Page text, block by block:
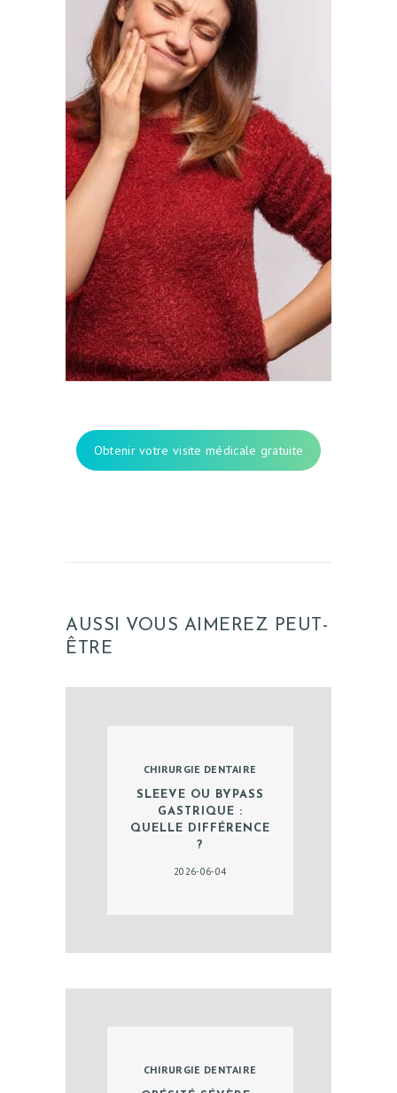
Obtenir votre visite médicale gratuite
AUSSI VOUS AIMEREZ PEUT-
ÊTRE
CHIRURGIE DENTAIRE
SLEEVE OU BYPASS
GASTRIQUE :
QUELLE DIFFÉRENCE
?
2026-06-04
CHIRURGIE DENTAIRE